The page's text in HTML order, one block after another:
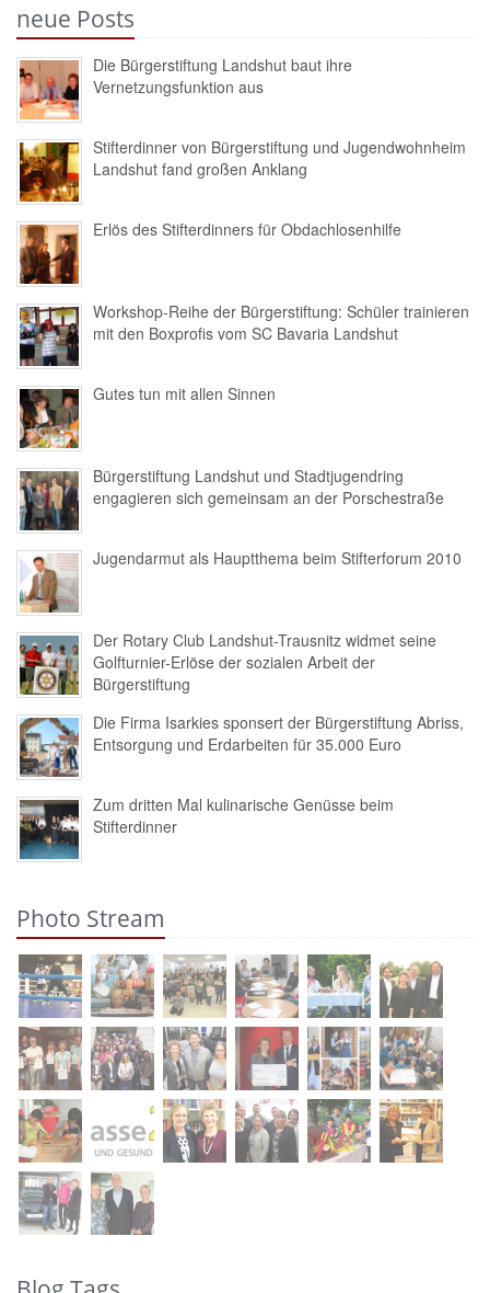
neue Posts
Die Bürgerstiftung Landshut baut ihre
Vernetzungsfunktion aus
Stifterdinner von Bürgerstiftung und Jugendwohnheim
Landshut fand großen Anklang
Erlös des Stifterdinners für Obdachlosenhilfe
Workshop-Reihe der Bürgerstiftung: Schüler trainieren
mit den Boxprofis vom SC Bavaria Landshut
Gutes tun mit allen Sinnen
Bürgerstiftung Landshut und Stadtjugendring
engagieren sich gemeinsam an der Porschestraße
Jugendarmut als Hauptthema beim Stifterforum 2010
Der Rotary Club Landshut-Trausnitz widmet seine
Golfturnier-Erlöse der sozialen Arbeit der
Bürgerstiftung
Die Firma Isarkies sponsert der Bürgerstiftung Abriss,
Entsorgung und Erdarbeiten für 35.000 Euro
Zum dritten Mal kulinarische Genüsse beim
Stifterdinner
Photo Stream